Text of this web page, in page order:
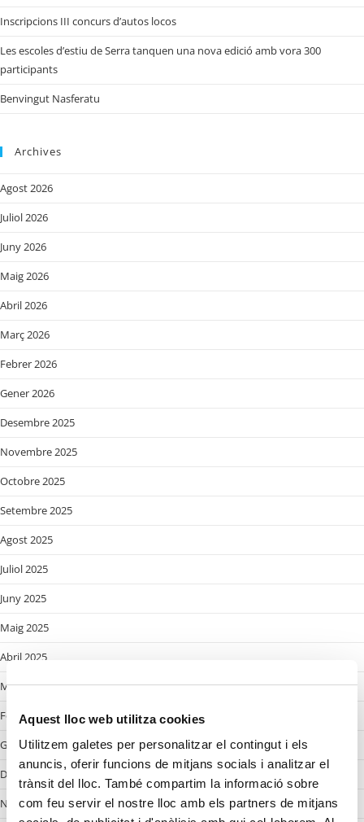
Aquest lloc web utilitza cookies
Utilitzem galetes per personalitzar el contingut i els
anuncis, oferir funcions de mitjans socials i analitzar el
trànsit del lloc. També compartim la informació sobre
com feu servir el nostre lloc amb els partners de mitjans
Inscripcions III concurs d’autos locos
Les escoles d’estiu de Serra tanquen una nova edició amb vora 300
participants
Benvingut Nasferatu
Archives
Agost 2026
Juliol 2026
Juny 2026
Maig 2026
Abril 2026
Març 2026
Febrer 2026
Gener 2026
Desembre 2025
Novembre 2025
Octobre 2025
Setembre 2025
Agost 2025
Juliol 2025
Juny 2025
Maig 2025
Abril 2025
Març 2025
Febrer 2025
Gener 2025
Desembre 2024
Novembre 2024